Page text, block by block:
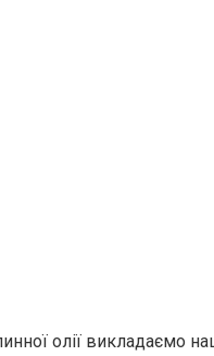
олії викладаємо